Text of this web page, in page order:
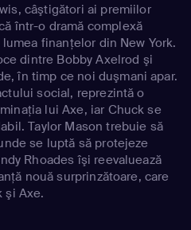
câştigători ai premiilor
într-o dramă complexă
finanţelor din New York.
dintre Bobby Axelrod şi
în timp ce noi duşmani apar.
social, reprezintă o
lui Axe, iar Chuck se
Taylor Mason trebuie să
se luptă să protejeze
Rhoades îşi reevaluează
nouă surprinzătoare, care
şi Axe.